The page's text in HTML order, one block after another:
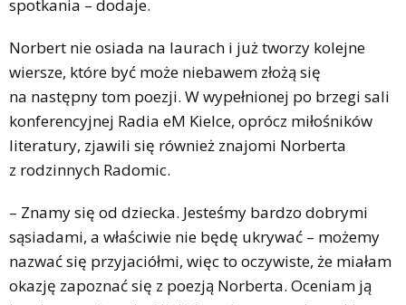
spotkania – dodaje.
Norbert nie osiada na laurach i już tworzy kolejne
wiersze, które być może niebawem złożą się
na następny tom poezji. W wypełnionej po brzegi sali
konferencyjnej Radia eM Kielce, oprócz miłośników
literatury, zjawili się również znajomi Norberta
z rodzinnych Radomic.
– Znamy się od dziecka. Jesteśmy bardzo dobrymi
sąsiadami, a właściwie nie będę ukrywać – możemy
nazwać się przyjaciółmi, więc to oczywiste, że miałam
okazję zapoznać się z poezją Norberta. Oceniam ją